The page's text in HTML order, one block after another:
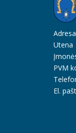
Utena
PVM
El.